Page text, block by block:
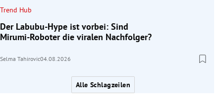
Trend Hub
Der Labubu-Hype ist vorbei: Sind
Mirumi-Roboter die viralen Nachfolger?
Selma Tahirovic04.08.2026
Alle Schlagzeilen